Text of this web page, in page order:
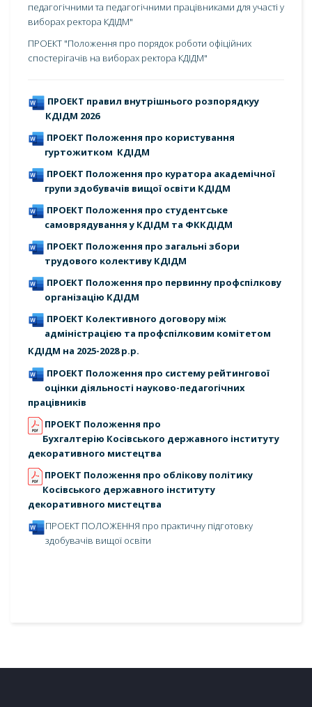
педагогічними та педагогічними працівниками для участі у
виборах ректора КДІДМ"
ПРОЕКТ "Положення про порядок роботи офіційних
спостерігачів на виборах ректора КДІДМ"
ПРОЕКТ правил внутрішнього розпорядкуу
КДІДМ 2026
ПРОЕКТ Положення про користування
гуртожитком КДІДМ
ПРОЕКТ Положення про куратора академічної
групи здобувачів вищої освіти КДІДМ
ПРОЕКТ Положення про студентське
самоврядування у КДІДМ та ФККДІДМ
ПРОЕКТ Положення про загальні збори
трудового колективу КДІДМ
ПРОЕКТ Положення про первинну профспілкову
організацію КДІДМ
ПРОЕКТ Колективного договору між
адміністрацією та профспілковим комітетом
КДІДМ на 2025-2028 р.р.
ПРОЕКТ Положення про систему рейтингової
оцінки діяльності науково-педагогічних
працівників
ПРОЕКТ Положення про
Бухгалтерію Косівського державного інституту
декоративного мистецтва
ПРОЕКТ Положення про облікову політику
Косівського державного інституту
декоративного мистецтва
ПРОЕКТ ПОЛОЖЕННЯ про практичну підготовку
здобувачів вищої освіти